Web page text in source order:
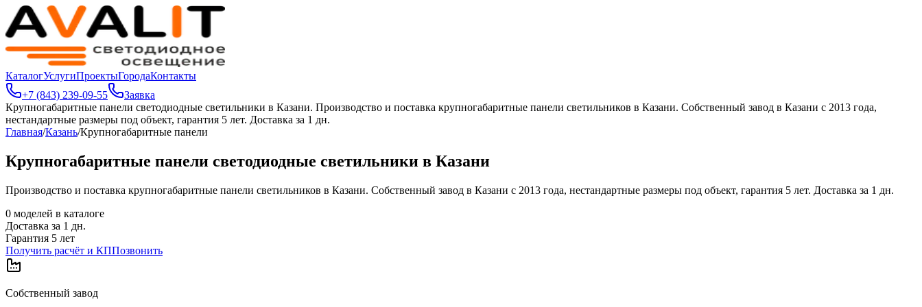
КаталогУслугиПроектыГородаКонтакты
+7 (843) 239-09-55
Заявка
Крупногабаритные панели светодиодные светильники в Казани. Производство и поставка крупногабаритные панели светильников в Казани. Собственный завод в Казани с 2013 года,
нестандартные размеры под объект, гарантия 5 лет. Доставка за 1 дн.
Главная/Казань/Крупногабаритные панели
Крупногабаритные панели светодиодные светильники в Казани
Производство и поставка крупногабаритные панели светильников в Казани. Собственный завод в Казани с 2013 года, нестандартные размеры под объект, гарантия 5 лет. Доставка за 1 дн.
0 моделей в каталоге
Доставка за 1 дн.
Гарантия 5 лет
Получить расчёт и КППозвонить
Собственный завод